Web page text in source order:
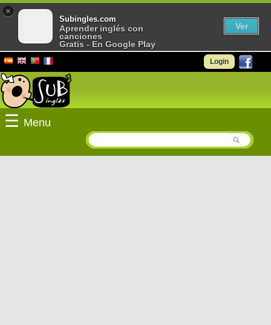
Login
☰ Menu
×
Subingles.com
Aprender inglés con
canciones
Gratis - En Google Play
Ver